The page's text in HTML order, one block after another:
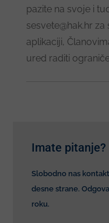
pazite na svoje i
sesvete@hak.hr
aplikaciji,
ured raditi
Imate pitanje?
Slobodno nas
desne strane.
roku.